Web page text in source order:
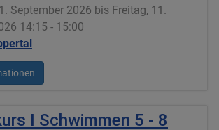
September 2026 bis Freitag, 11.
14:15 - 15:00
I Schwimmen 5 - 8